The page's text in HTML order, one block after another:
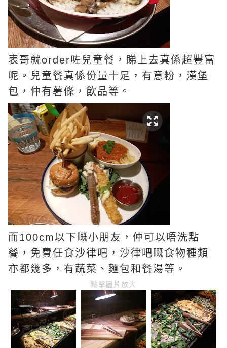
表哥就order咗兒童餐，睇上去真係超豐富
呢。兒童餐真係份量十足，有意粉，漢堡
包，仲有薯條，飲品等。
而100cm以下嘅小朋友，仲可以唔洗點
餐，免費任食沙律吧，沙律吧嘅食物種類
亦都幾多，有蔬菜、麵包和餐湯等。
點擊圖片放大